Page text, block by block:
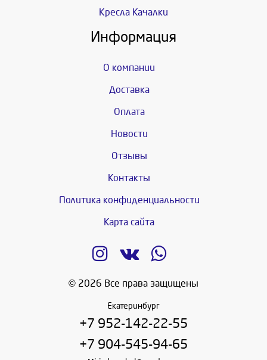
Кресла Качалки
Информация
О компании
Доставка
Оплата
Новости
Отзывы
Контакты
Политика конфиденциальности
Карта сайта
© 2026 Все права защищены
Екатеринбург
+7 952-142-22-55
+7 904-545-94-65